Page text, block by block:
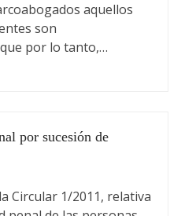
aquellos
son
por lo tanto,…
por sucesión de
Circular 1/2011, relativa